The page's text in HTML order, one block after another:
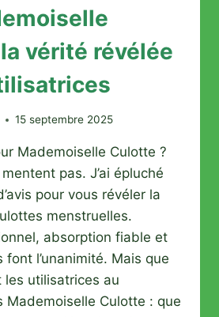
vérité révélée
15 septembre 2025
Mademoiselle Culotte ?
pas. J’ai épluché
pour vous révéler la
menstruelles.
absorption fiable et
font l’unanimité. Mais que
les utilisatrices au
Mademoiselle Culotte : que